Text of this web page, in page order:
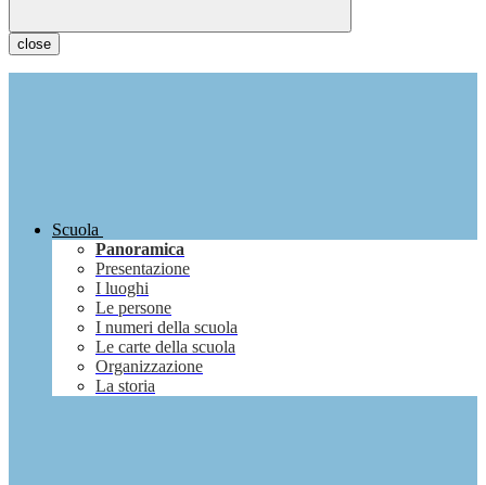
close
Scuola
Panoramica
Presentazione
I luoghi
Le persone
I numeri della scuola
Le carte della scuola
Organizzazione
La storia